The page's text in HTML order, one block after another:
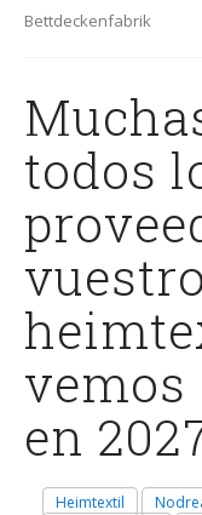
Bettdeckenfabrik
todos
vemos
en
Heimtextil